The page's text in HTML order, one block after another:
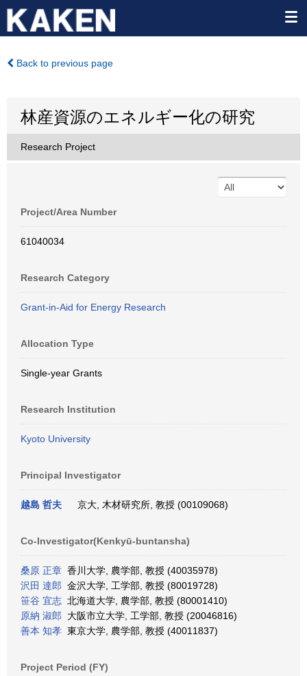
Back to previous page
林産資源のエネルギー化の研究
Research Project
Project/Area Number
61040034
Research Category
Grant-in-Aid for Energy Research
Allocation Type
Single-year Grants
Research Institution
Kyoto University
Principal Investigator
越島 哲夫 京大, 木材研究所, 教授 (00109068)
Co-Investigator(Kenkyū-buntansha)
桑原 正章 香川大学, 農学部, 教授 (40035978)
沢田 達郎 金沢大学, 工学部, 教授 (80019728)
笹谷 宜志 北海道大学, 農学部, 教授 (80001410)
原納 淑郎 大阪市立大学, 工学部, 教授 (20046816)
善本 知孝 東京大学, 農学部, 教授 (40011837)
Project Period (FY)